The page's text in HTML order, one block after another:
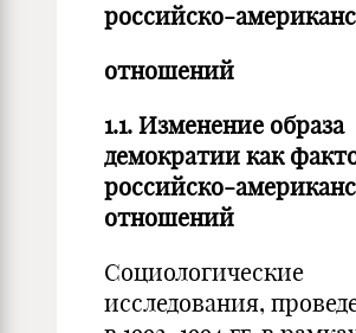
российско-
отношений
1.1. Изменение образа
демократии как
российско-
отношений
Социологические
исследования,